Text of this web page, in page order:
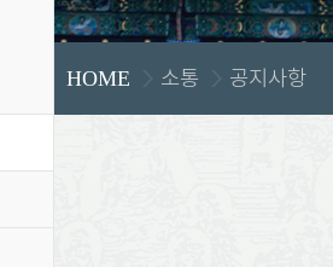
HOME 소통 공지사항